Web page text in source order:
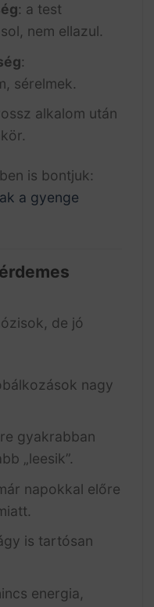
: a test
nem ellazul.
:
sérelmek.
alkalom után
is bontjuk:
a gyenge
de jó
nagy
gyakrabban
„leesik”.
napokkal előre
is tartósan
energia,